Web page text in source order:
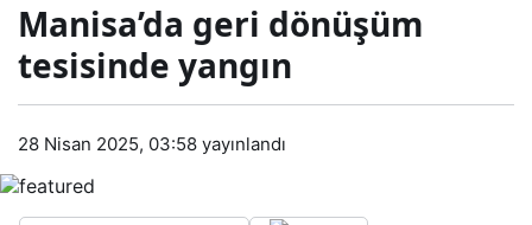
Manisa’da geri dönüşüm
tesisinde yangın
28 Nisan 2025, 03:58 yayınlandı
Man
Boyutunu
Ayarla
Küçük 100% Dev